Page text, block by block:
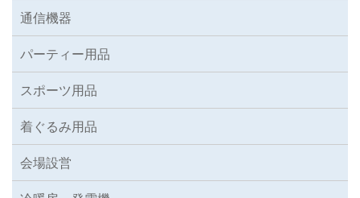
通信機器
パーティー用品
スポーツ用品
着ぐるみ用品
会場設営